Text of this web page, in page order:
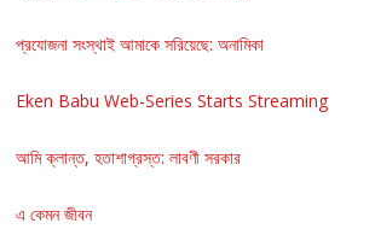
প্রযোজনা সংস্থাই আমাকে সরিয়েছে: অনামিকা
Eken Babu Web-Series Starts Streaming
আমি ক্লান্ত, হতাশাগ্রস্ত: লাবণী সরকার
এ কেমন জীবন